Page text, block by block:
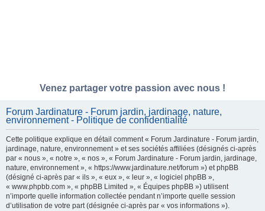
Venez partager votre passion avec nous !
Forum Jardinature - Forum jardin, jardinage, nature,
environnement - Politique de confidentialité
Cette politique explique en détail comment « Forum Jardinature - Forum jardin,
jardinage, nature, environnement » et ses sociétés affiliées (désignés ci-après
par « nous », « notre », « nos », « Forum Jardinature - Forum jardin, jardinage,
nature, environnement », « https://www.jardinature.net/forum ») et phpBB
(désigné ci-après par « ils », « eux », « leur », « logiciel phpBB »,
« www.phpbb.com », « phpBB Limited », « Équipes phpBB ») utilisent
n’importe quelle information collectée pendant n’importe quelle session
d’utilisation de votre part (désignée ci-après par « vos informations »).